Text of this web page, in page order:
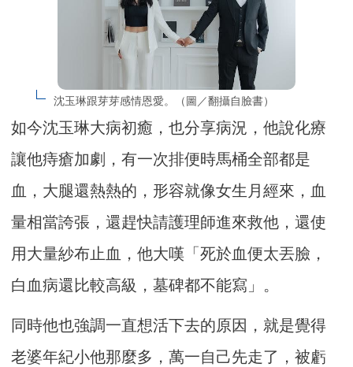
沈玉琳跟芽芽感情恩愛。（圖／翻攝自臉書）
如今沈玉琳大病初癒，也分享病況，他說化療
讓他痔瘡加劇，有一次排便時馬桶全部都是
血，大腿還熱熱的，形容就像女生月經來，血
量相當誇張，還趕快請護理師進來救他，還使
用大量紗布止血，他大嘆「死於血便太丟臉，
白血病還比較高級，墓碑都不能寫」。
同時他也強調一直想活下去的原因，就是覺得
老婆年紀小他那麼多，萬一自己先走了，被虧